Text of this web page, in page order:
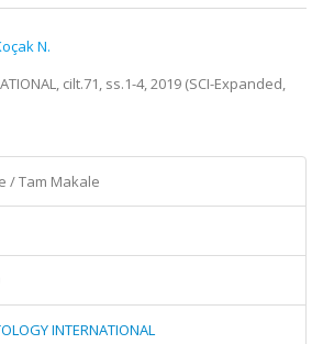
N.
cilt.71, ss.1-4, 2019 (SCI-Expanded,
/ Tam Makale
INTERNATIONAL